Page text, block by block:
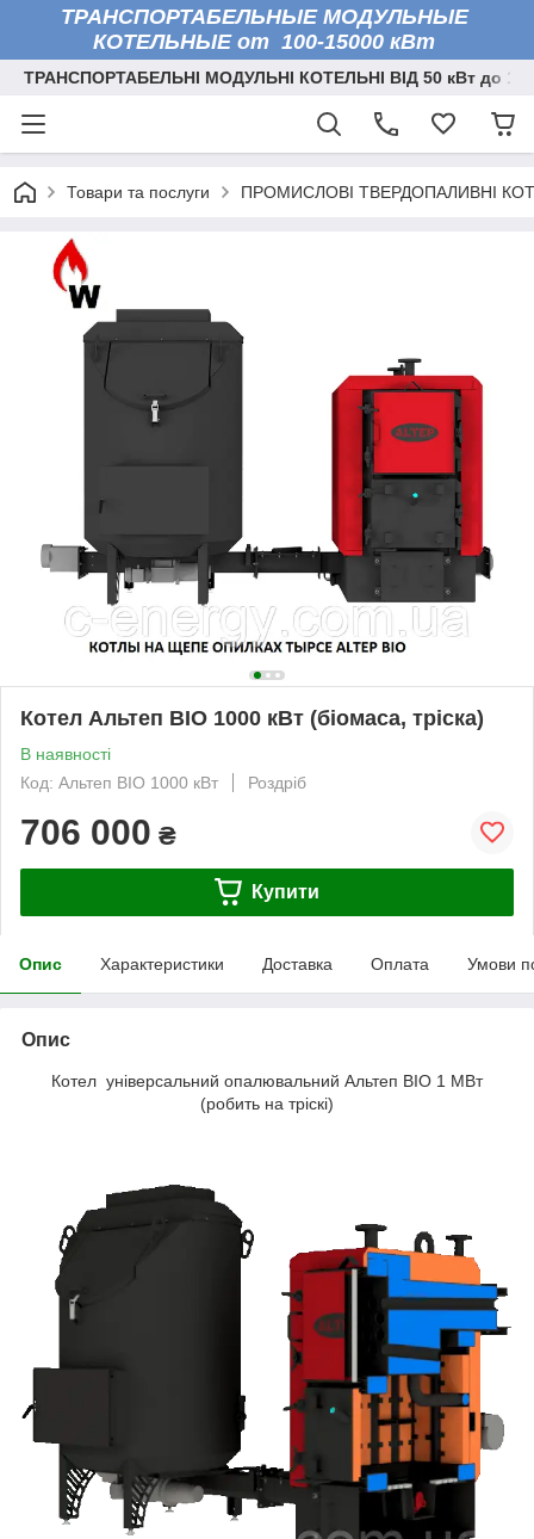
ТРАНСПОРТАБЕЛЬНЫЕ МОДУЛЬНЫЕ
КОТЕЛЬНЫЕ от 100-15000 кВт
ТРАНСПОРТАБЕЛЬНІ МОДУЛЬНІ КОТЕЛЬНІ ВІД 50 кВт до
Товари та послуги ПРОМИСЛОВІ ТВЕРДОПАЛИВНІ
Котел Альтеп BIO 1000 кВт (біомаса, тріска)
В наявності
Код: Альтеп BIO 1000 кВт
Роздріб
706 000 ₴
Купити
Опис Характеристики Доставка Оплата Умови
Опис
Котел універсальний опалювальний Альтеп BIO 1 МВт
(робить на тріскі)